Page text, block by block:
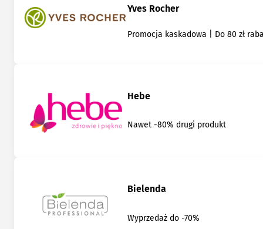
Yves Rocher
Promocja kaskadowa | Do 80 zł
Hebe
Nawet -80% drugi produkt
Bielenda
Wyprzedaż do -70%